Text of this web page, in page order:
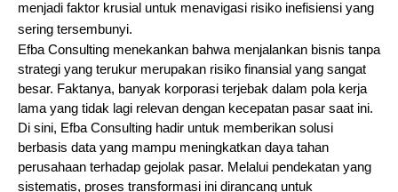
menjadi faktor krusial untuk menavigasi risiko inefisiensi yang
sering tersembunyi.
Efba Consulting menekankan bahwa menjalankan bisnis tanpa
strategi yang terukur merupakan risiko finansial yang sangat
besar. Faktanya, banyak korporasi terjebak dalam pola kerja
lama yang tidak lagi relevan dengan kecepatan pasar saat ini.
Di sini, Efba Consulting hadir untuk memberikan solusi
berbasis data yang mampu meningkatkan daya tahan
perusahaan terhadap gejolak pasar. Melalui pendekatan yang
sistematis, proses transformasi ini dirancang untuk